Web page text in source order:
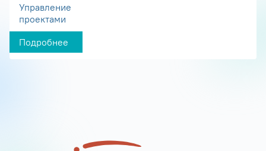
Управление
проектами
Подробнее